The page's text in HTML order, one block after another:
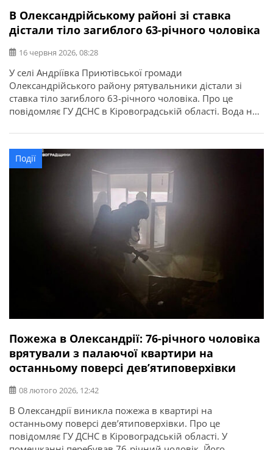
В Олександрійському районі зі ставка
дістали тіло загиблого 63-річного чоловіка
16 червня 2026, 08:28
У селі Андріївка Приютівської громади
Олександрійського району рятувальники дістали зі
ставка тіло загиблого 63-річного чоловіка. Про це
повідомляє ГУ ДСНС в Кіровоградській області. Вода не
дозволених місцях, не заходьте у воду напідпитку, не
залишайте дітей без нагляду та не запливайте далеко
від берега. Бережіть себе і своїх близьких!
Події
Пожежа в Олександрії: 76-річного чоловіка
врятували з палаючої квартири на
останньому поверсі дев’ятиповерхівки
08 лютого 2026, 12:42
В Олександрії виникла пожежа в квартирі на
останньому поверсі дев’ятиповерхівки. Про це
повідомляє ГУ ДСНС в Кіровоградській області. У